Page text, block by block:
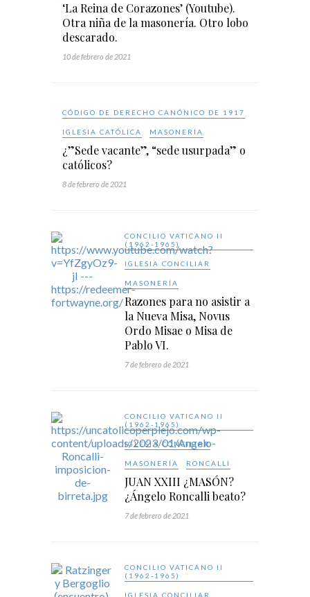
‘La Reina de Corazones’ (Youtube).
Otra niña de la masonería. Otro lobo
descarado.
10 de febrero de 2021
CÓDIGO DE DERECHO CANÓNICO DE 1917
IGLESIA CATÓLICA MASONERÍA
¿”Sede vacante”, “sede usurpada” o
católicos?
8 de febrero de 2021
CONCILIO VATICANO II
(1962-1965)
IGLESIA CONCILIAR
MASONERÍA
Razones para no asistir a
la Nueva Misa, Novus
Ordo Misae o Misa de
Pablo VI.
7 de febrero de 2021
CONCILIO VATICANO II
(1962-1965)
IGLESIA CONCILIAR
MASONERÍA RONCALLI
JUAN XXIII ¿MASÓN?
¿Ángelo Roncalli beato?
7 de febrero de 2021
CONCILIO VATICANO II
(1962-1965)
IGLESIA CONCILIAR